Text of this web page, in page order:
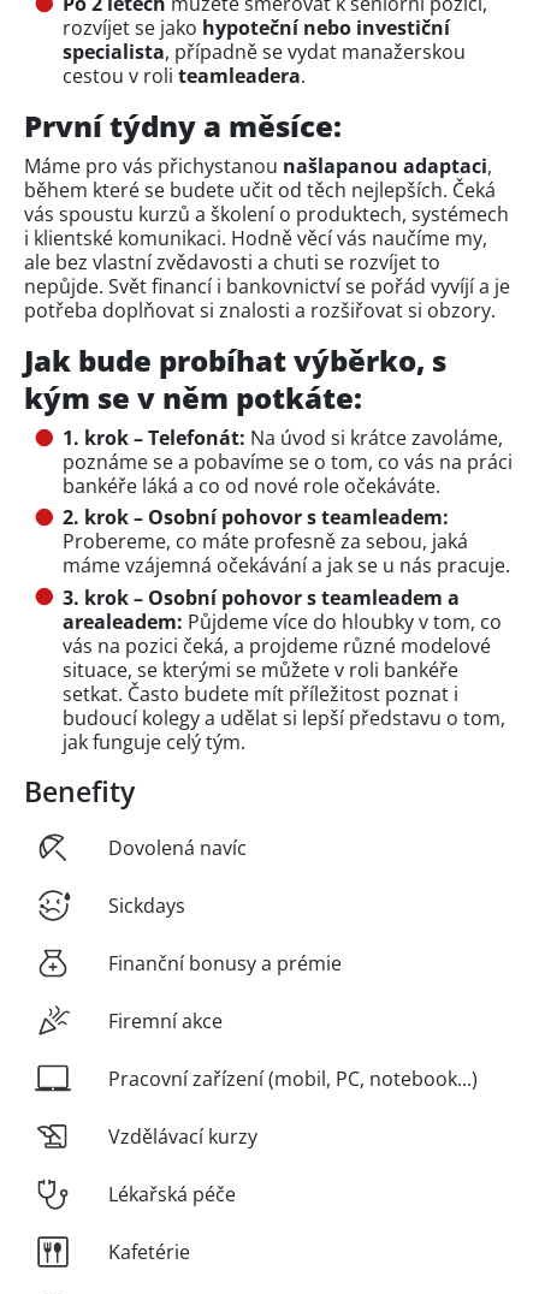
rozvíjet se jako hypoteční nebo investiční
specialista, případně se vydat manažerskou
cestou v roli teamleadera.
První týdny a měsíce:
Máme pro vás přichystanou našlapanou adaptaci,
během které se budete učit od těch nejlepších. Čeká
vás spoustu kurzů a školení o produktech, systémech
i klientské komunikaci. Hodně věcí vás naučíme my,
ale bez vlastní zvědavosti a chuti se rozvíjet to
nepůjde. Svět financí i bankovnictví se pořád vyvíjí a je
potřeba doplňovat si znalosti a rozšiřovat si obzory.
Jak bude probíhat výběrko, s
kým se v něm potkáte:
1. krok – Telefonát: Na úvod si krátce zavoláme,
poznáme se a pobavíme se o tom, co vás na práci
bankéře láká a co od nové role očekáváte.
2. krok – Osobní pohovor s teamleadem:
Probereme, co máte profesně za sebou, jaká
máme vzájemná očekávání a jak se u nás pracuje.
3. krok – Osobní pohovor s teamleadem a
arealeadem: Půjdeme více do hloubky v tom, co
vás na pozici čeká, a projdeme různé modelové
situace, se kterými se můžete v roli bankéře
setkat. Často budete mít příležitost poznat i
budoucí kolegy a udělat si lepší představu o tom,
jak funguje celý tým.
Benefity
Dovolená navíc
Sickdays
Finanční bonusy a prémie
Firemní akce
Pracovní zařízení (mobil, PC, notebook...)
Vzdělávací kurzy
Lékařská péče
Kafetérie